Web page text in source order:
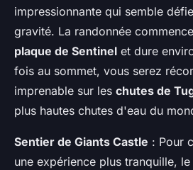
impressionnante qui semble
gravité. La randonnée
plaque de Sentinel et dure
fois au sommet, vous serez
imprenable sur les chutes de
plus hautes chutes d'eau du
Sentier de Giants Castle : Pour
une expérience plus tranquille,